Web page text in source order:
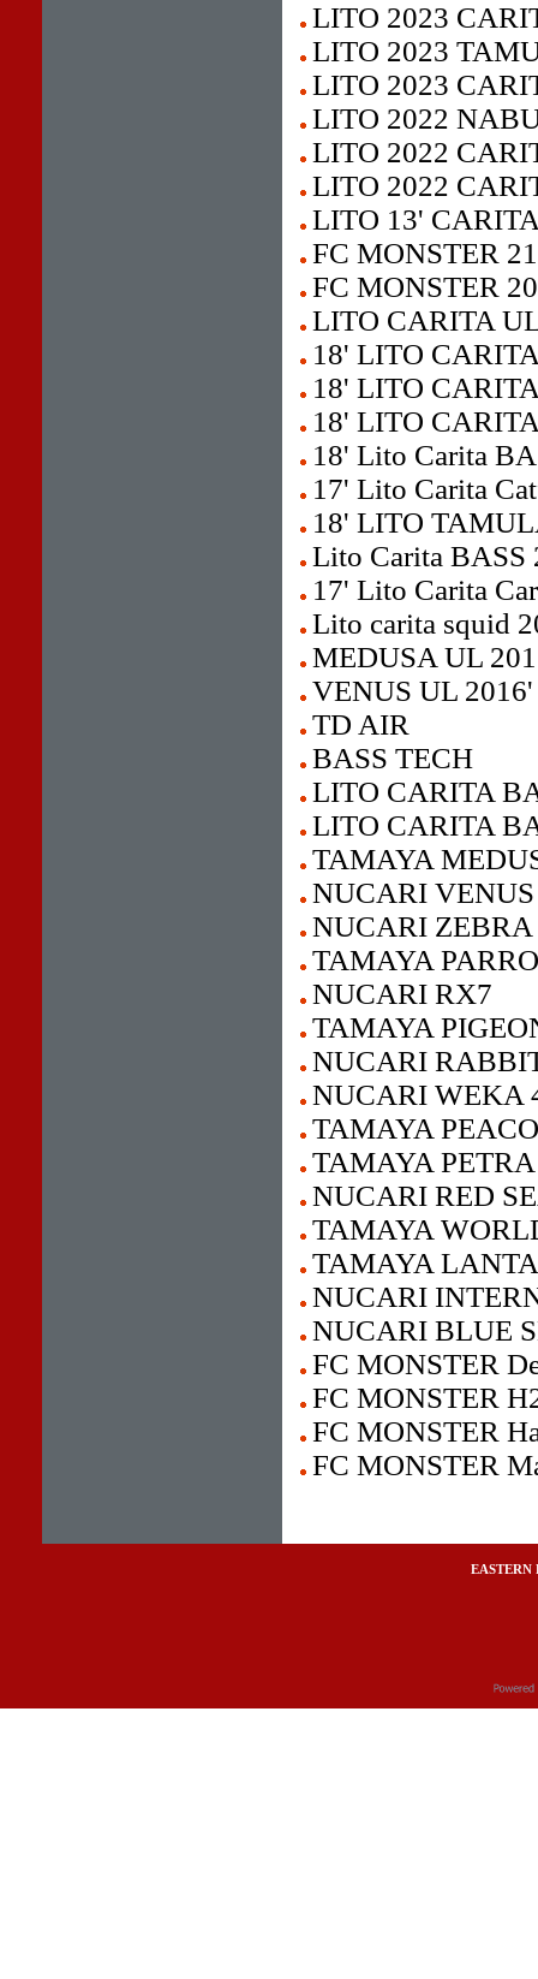
LITO 2023
LITO 2023
LITO 2023
LITO 2022
LITO 2022
LITO 2022
LITO 13'
FC MONSTER
FC MONSTER
LITO CARITA
18' LITO
18' LITO
18' LITO
18' Lito Carita
17' Lito Carita
18' LITO
Lito Carita BASS
17' Lito Carita
Lito carita squid
MEDUSA UL
VENUS UL 2016'
TD AIR
BASS TECH
LITO CARITA
LITO CARITA
TAMAYA
NUCARI VENUS
NUCARI ZEBRA
TAMAYA
NUCARI RX7
TAMAYA
NUCARI
NUCARI WEKA
TAMAYA
TAMAYA
NUCARI RED
TAMAYA
TAMAYA
NUCARI
NUCARI BLUE
FC MONSTER
FC MONSTER
FC MONSTER
FC MONSTER
EASTERN